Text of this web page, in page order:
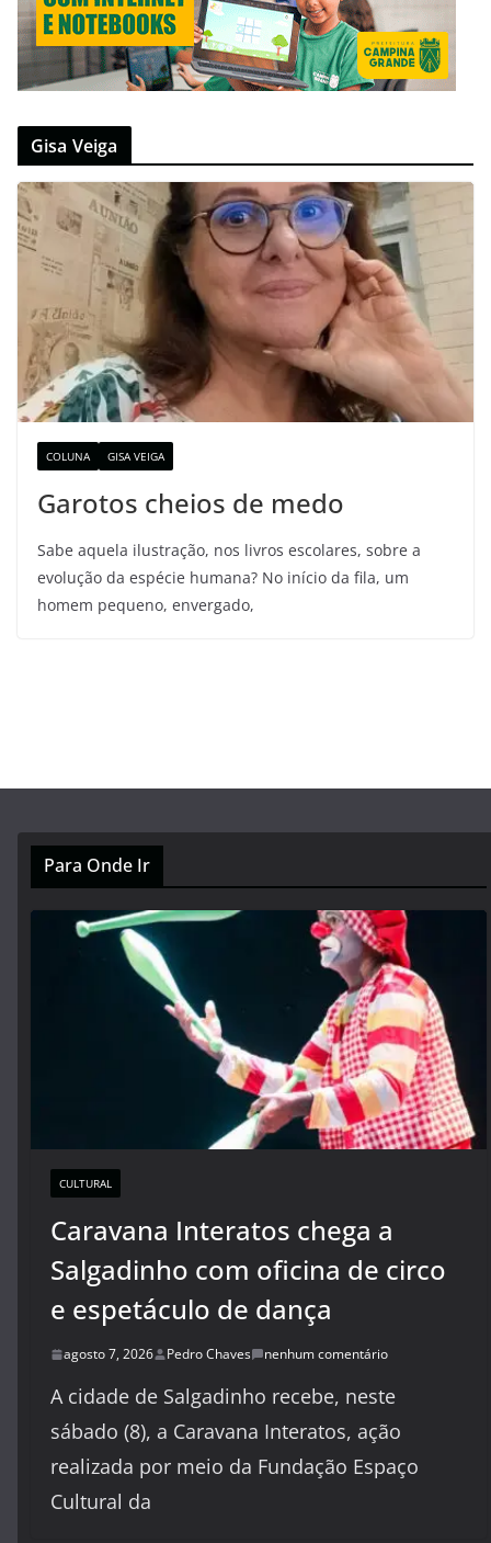
Gisa Veiga
COLUNA GISA VEIGA
Garotos cheios de medo
Sabe aquela ilustração, nos livros escolares, sobre a
evolução da espécie humana? No início da fila, um
homem pequeno, envergado,
Para Onde Ir
CULTURAL
Caravana Interatos chega a
Salgadinho com oficina de circo
e espetáculo de dança
agosto 7, 2026 Pedro Chaves nenhum comentário
A cidade de Salgadinho recebe, neste
sábado (8), a Caravana Interatos, ação
realizada por meio da Fundação Espaço
Cultural da